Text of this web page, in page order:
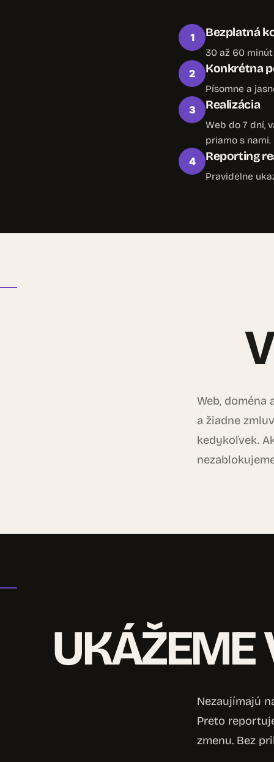
1 Bezplatná
30 až 60
2 Konkrétna
Písomne a
3 Realizácia
Web do 7 dní,
priamo s nami.
4 Reporting
Pravidelne
Web, doména
a žiadne
kedykoľvek.
UKÁŽEME
Nezaujímajú
Preto
zmenu. Bez